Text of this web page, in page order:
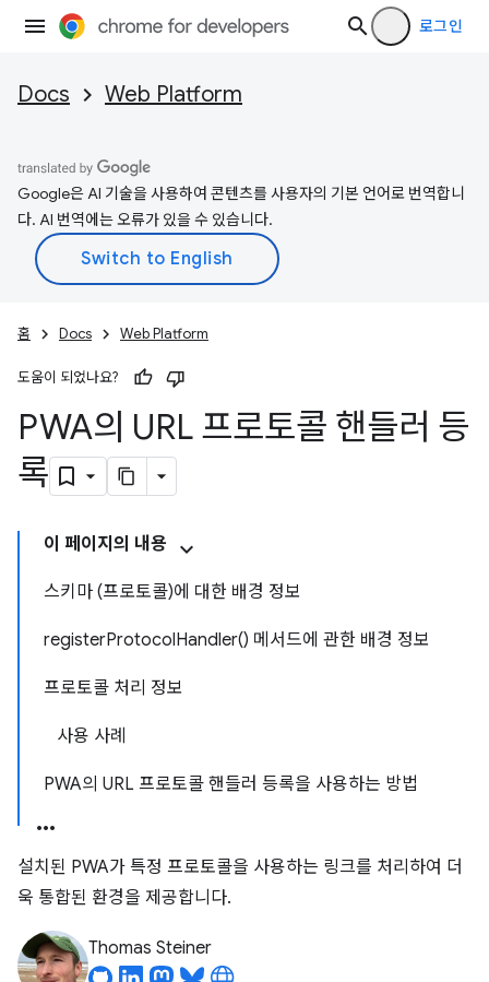
로그인
Docs Web Platform
Google은 AI 기술을 사용하여 콘텐츠를 사용자의 기본 언어로 번역합니
다. AI 번역에는 오류가 있을 수 있습니다.
홈 Docs Web Platform
도움이 되었나요?
PWA의 URL 프로토콜 핸들러 등
록
이 페이지의 내용
스키마 (프로토콜)에 대한 배경 정보
registerProtocolHandler() 메서드에 관한 배경 정보
프로토콜 처리 정보
사용 사례
PWA의 URL 프로토콜 핸들러 등록을 사용하는 방법
설치된 PWA가 특정 프로토콜을 사용하는 링크를 처리하여 더
욱 통합된 환경을 제공합니다.
Thomas Steiner